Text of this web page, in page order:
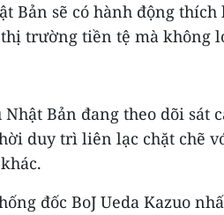
Bản sẽ có hành động thích
trường tiền tệ mà không
Bản đang theo dõi sát
duy trì liên lạc chặt chẽ
đốc BoJ Ueda Kazuo